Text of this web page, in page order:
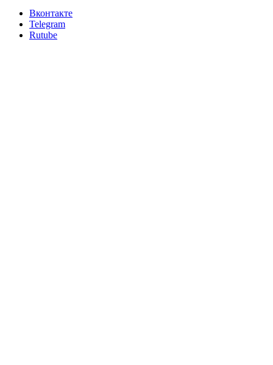
Вконтакте
Telegram
Rutube